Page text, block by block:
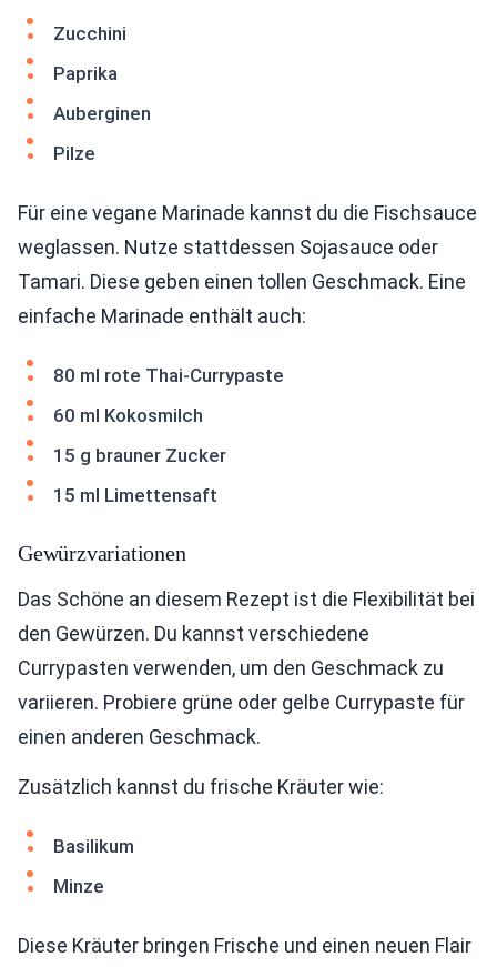
Zucchini
Paprika
Auberginen
Pilze
Für eine vegane Marinade kannst du die Fischsauce
weglassen. Nutze stattdessen Sojasauce oder
Tamari. Diese geben einen tollen Geschmack. Eine
einfache Marinade enthält auch:
80 ml rote Thai-Currypaste
60 ml Kokosmilch
15 g brauner Zucker
15 ml Limettensaft
Gewürzvariationen
Das Schöne an diesem Rezept ist die Flexibilität bei
den Gewürzen. Du kannst verschiedene
Currypasten verwenden, um den Geschmack zu
variieren. Probiere grüne oder gelbe Currypaste für
einen anderen Geschmack.
Zusätzlich kannst du frische Kräuter wie:
Basilikum
Minze
Diese Kräuter bringen Frische und einen neuen Flair